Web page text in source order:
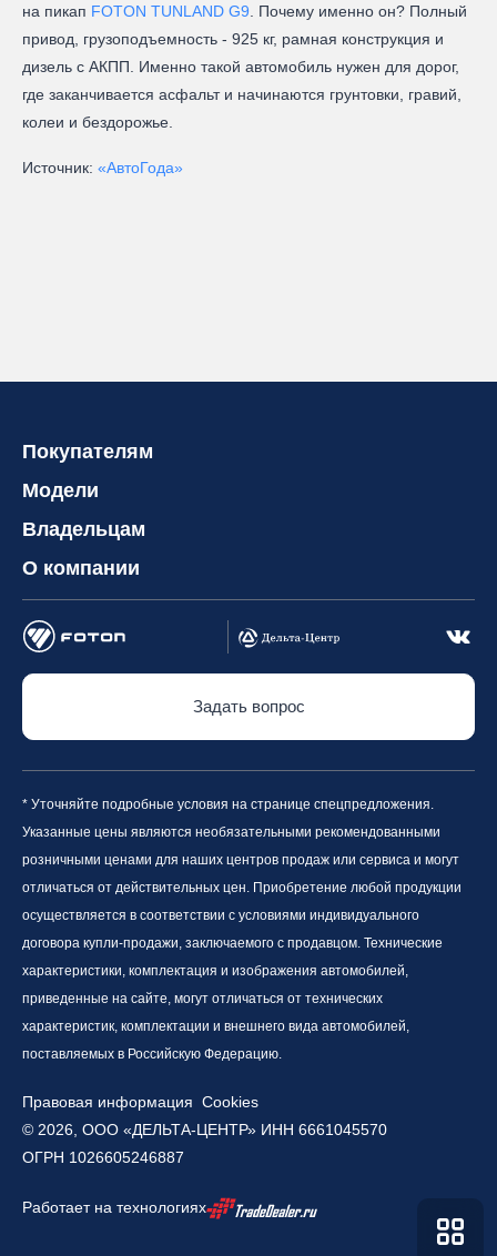
на пикап FOTON TUNLAND G9 . Почему именно он? Полный
привод, грузоподъемность - 925 кг, рамная конструкция и
дизель с АКПП. Именно такой автомобиль нужен для дорог,
где заканчивается асфальт и начинаются грунтовки, гравий,
колеи и бездорожье.
Источник: «АвтоГода»
Покупателям
Модели
Владельцам
О компании
Задать вопрос
* Уточняйте подробные условия на странице спецпредложения.
Указанные цены являются необязательными рекомендованными
розничными ценами для наших центров продаж или сервиса и могут
отличаться от действительных цен. Приобретение любой продукции
осуществляется в соответствии с условиями индивидуального
договора купли-продажи, заключаемого с продавцом. Технические
характеристики, комплектация и изображения автомобилей,
приведенные на сайте, могут отличаться от технических
характеристик, комплектации и внешнего вида автомобилей,
поставляемых в Российскую Федерацию.
© 2026, ООО «ДЕЛЬТА-ЦЕНТР» ИНН 6661045570
ОГРН 1026605246887
Правовая информация Cookies
Работает на технологиях